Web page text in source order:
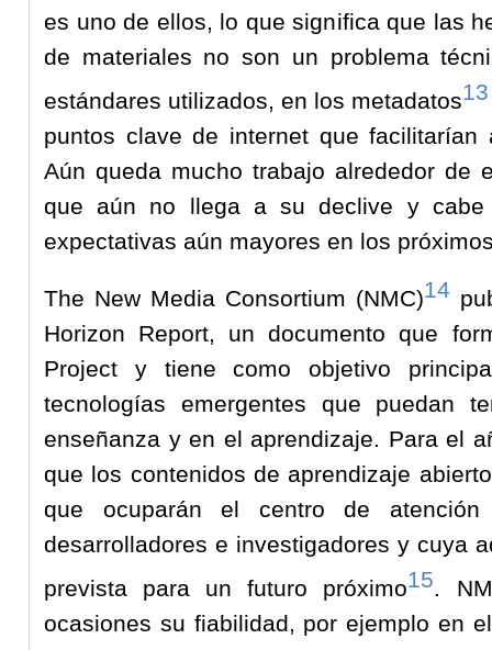
es uno de ellos, lo que significa que las
de materiales no son un problema
estándares utilizados, en los metadatos13
puntos clave de internet que
Aún queda mucho trabajo alrededor de
que aún no llega a su declive y
expectativas aún mayores en los
The New Media Consortium (NMC)14
Horizon Report, un documento que
Project y tiene como objetivo
tecnologías emergentes que puedan
enseñanza y en el aprendizaje. Para el
que los contenidos de aprendizaje
que ocuparán el centro de
desarrolladores e investigadores y cuya
prevista para un futuro próximo15.
ocasiones su fiabilidad, por ejemplo en